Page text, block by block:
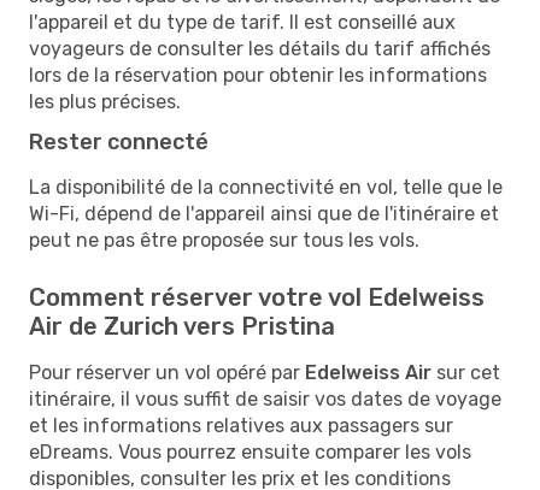
l'appareil et du type de tarif. Il est conseillé aux
voyageurs de consulter les détails du tarif affichés
lors de la réservation pour obtenir les informations
les plus précises.
Rester connecté
La disponibilité de la connectivité en vol, telle que le
Wi-Fi, dépend de l'appareil ainsi que de l'itinéraire et
peut ne pas être proposée sur tous les vols.
Comment réserver votre vol Edelweiss
Air de Zurich vers Pristina
Pour réserver un vol opéré par Edelweiss Air sur cet
itinéraire, il vous suffit de saisir vos dates de voyage
et les informations relatives aux passagers sur
eDreams. Vous pourrez ensuite comparer les vols
disponibles, consulter les prix et les conditions